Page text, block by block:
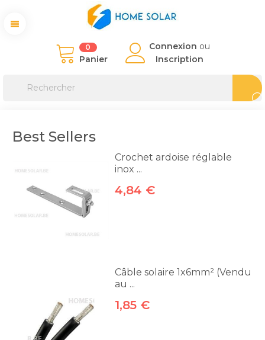
0
Panier
Connexion ou
Inscription
Best Sellers
Crochet ardoise réglable
inox ...
4,84 €
Câble solaire 1x6mm² (Vendu
au ...
1,85 €